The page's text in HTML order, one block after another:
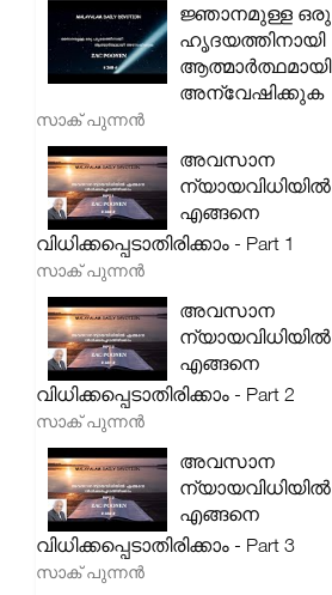
ജ്ഞാനമുള്ള ഒരു
ഹൃദയത്തിനായി
ആത്മാർത്ഥമായി
അന്വേഷിക്കുക
സാക് പുന്നൻ
അവസാന
ന്യായവിധിയിൽ
എങ്ങനെ
വിധിക്കപ്പെടാതിരിക്കാം - Part 1
സാക് പുന്നൻ
അവസാന
ന്യായവിധിയിൽ
എങ്ങനെ
വിധിക്കപ്പെടാതിരിക്കാം - Part 2
സാക് പുന്നൻ
അവസാന
ന്യായവിധിയിൽ
എങ്ങനെ
വിധിക്കപ്പെടാതിരിക്കാം - Part 3
സാക് പുന്നൻ